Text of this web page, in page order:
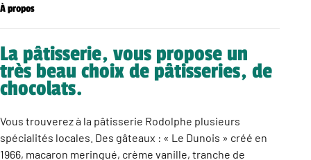
À propos
La pâtisserie, vous propose un
très beau choix de pâtisseries, de
chocolats.
Vous trouverez à la pâtisserie Rodolphe plusieurs
spécialités locales. Des gâteaux : « Le Dunois » créé en
1966, macaron meringué, crème vanille, tranche de